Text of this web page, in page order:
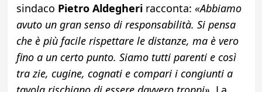
sindaco Pietro Aldegheriracconta: «Abbiamo
avuto un gran senso di responsabilità. Si pensa
che è più facile rispettare le distanze, ma è vero
fino a un certo punto. Siamo tutti parenti e così
tra zie, cugine, cognati e compari i congiunti a